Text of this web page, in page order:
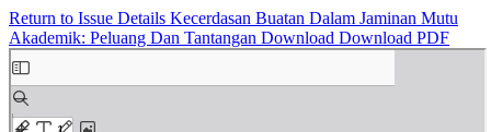
Return to Issue Details Kecerdasan Buatan Dalam Jaminan Mutu
Akademik: Peluang Dan Tantangan Download Download PDF